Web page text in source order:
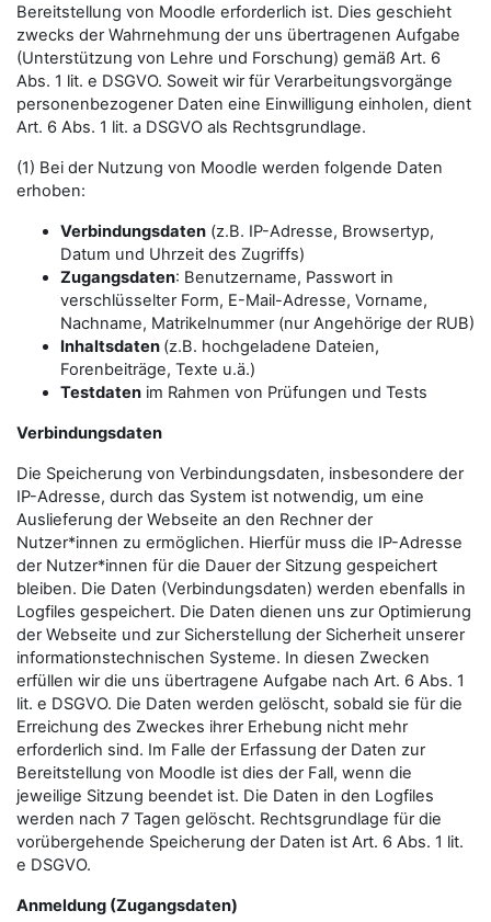
Bereitstellung von Moodle erforderlich ist. Dies geschieht
zwecks der Wahrnehmung der uns übertragenen Aufgabe
(Unterstützung von Lehre und Forschung) gemäß Art. 6
Abs. 1 lit. e DSGVO. Soweit wir für Verarbeitungsvorgänge
personenbezogener Daten eine Einwilligung einholen, dient
Art. 6 Abs. 1 lit. a DSGVO als Rechtsgrundlage.
(1) Bei der Nutzung von Moodle werden folgende Daten
erhoben:
Verbindungsdaten (z.B. IP-Adresse, Browsertyp,
Datum und Uhrzeit des Zugriffs)
Zugangsdaten: Benutzername, Passwort in
verschlüsselter Form, E-Mail-Adresse, Vorname,
Nachname, Matrikelnummer (nur Angehörige der RUB)
Inhaltsdaten (z.B. hochgeladene Dateien,
Forenbeiträge, Texte u.ä.)
Testdaten im Rahmen von Prüfungen und Tests
Verbindungsdaten
Die Speicherung von Verbindungsdaten, insbesondere der
IP-Adresse, durch das System ist notwendig, um eine
Auslieferung der Webseite an den Rechner der
Nutzer*innen zu ermöglichen. Hierfür muss die IP-Adresse
der Nutzer*innen für die Dauer der Sitzung gespeichert
bleiben. Die Daten (Verbindungsdaten) werden ebenfalls in
Logfiles gespeichert. Die Daten dienen uns zur Optimierung
der Webseite und zur Sicherstellung der Sicherheit unserer
informationstechnischen Systeme. In diesen Zwecken
erfüllen wir die uns übertragene Aufgabe nach Art. 6 Abs. 1
lit. e DSGVO. Die Daten werden gelöscht, sobald sie für die
Erreichung des Zweckes ihrer Erhebung nicht mehr
erforderlich sind. Im Falle der Erfassung der Daten zur
Bereitstellung von Moodle ist dies der Fall, wenn die
jeweilige Sitzung beendet ist. Die Daten in den Logfiles
werden nach 7 Tagen gelöscht. Rechtsgrundlage für die
vorübergehende Speicherung der Daten ist Art. 6 Abs. 1 lit.
e DSGVO.
Anmeldung (Zugangsdaten)